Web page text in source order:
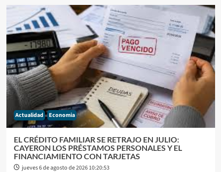
INFORME
ECONÓMICO:
EL
IMPACTO
DEL
ESQUEMA
MONETARIO
EN
EL
CONSUMO
DE
AGOSTO
Y
LA
ACTIVIDAD
INTERNA
Actualidad Economia
EL CRÉDITO FAMILIAR SE RETRAJO EN JULIO:
CAYERON LOS PRÉSTAMOS PERSONALES Y EL
FINANCIAMIENTO CON TARJETAS
jueves 6 de agosto de 2026 10:20:53